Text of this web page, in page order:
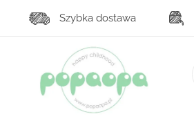
Szybka dostawa